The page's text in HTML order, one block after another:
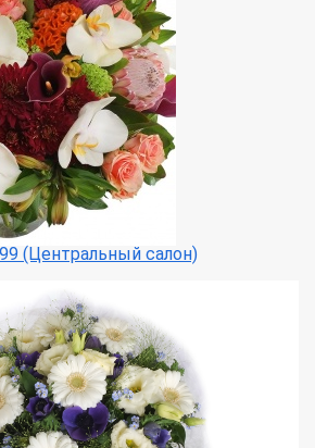
(Центральный салон)